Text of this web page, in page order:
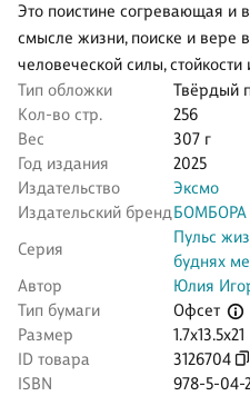
Это поистине согревающая и
смысле жизни, поиске и вере
человеческой силы,
Тип обложки
Твёрдый
Кол-во стр.
256
Вес
307 г
Год издания
2025
Издательство
Эксмо
Издательский брендБОМБОРА
Серия
Пульс
буднях
Автор
Юлия
Тип бумаги
Офсет
Размер
1.7x13.5x21
ID товара
3126704
ISBN
978-5-04-